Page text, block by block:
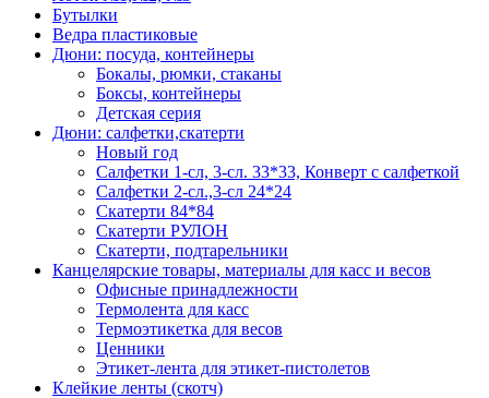
Бутылки
Ведра пластиковые
Дюни: посуда, контейнеры
Бокалы, рюмки, стаканы
Боксы, контейнеры
Детская серия
Дюни: салфетки,скатерти
Новый год
Салфетки 1-сл, 3-сл. 33*33, Конверт с салфеткой
Салфетки 2-сл.,3-сл 24*24
Скатерти 84*84
Скатерти РУЛОН
Скатерти, подтарельники
Канцелярские товары, материалы для касс и весов
Офисные принадлежности
Термолента для касс
Термоэтикетка для весов
Ценники
Этикет-лента для этикет-пистолетов
Клейкие ленты (скотч)